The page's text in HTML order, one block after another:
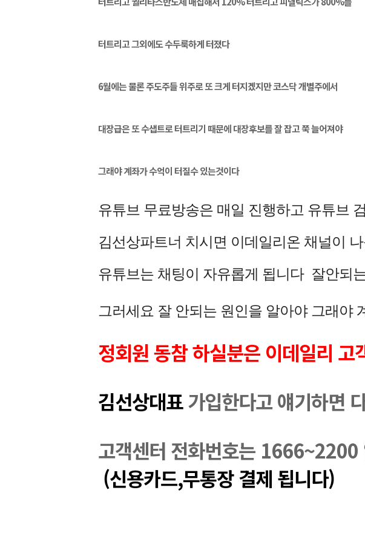
터트리고 그외에도 수두룩하게 터졌다
6월에는 물론 주도주들 위주로 또 크게 터지겠지만 코스닥 개별주에서
대장급은 또 수샙트로 터트리기 때문에 대장후보를 잘 잡고 쭉 늘어져야
그래야 계좌가 수억이 터질수 있는것이다
유튜브 무료방송은 매일 진행하고 유튜브
김선상파트너 치시면 이데일리온 채널이
유튜브는 채팅이 자유롭게 됩니다  잘안되
그러세요 잘 안되는 원인을 알아야 그래야
정회원 동참 하실분은 이데일리 고
김선상대표 가입한다고 얘기하면
고객센터 전화번호는 1666~2200
(신용카드,무통장 결제 됩니다)